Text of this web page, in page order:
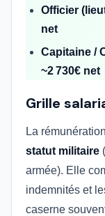
Officier
net
Capitaine /
~2 730€ net
Grille
La
statut militaire
armée). Elle
indemnités et
caserne